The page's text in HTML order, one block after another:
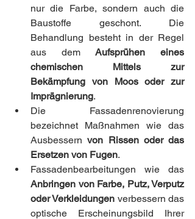
nur die Farbe, sondern auch die
Baustoffe geschont. Die
Behandlung besteht in der Regel
aus dem Aufsprühen eines
chemischen Mittels zur
Bekämpfung von Moos oder zur
Imprägnierung.
Die Fassadenrenovierung
bezeichnet Maßnahmen wie das
Ausbessern von Rissen oder das
Ersetzen von Fugen.
Anbringen von Farbe, Putz, Verputz
oder Verkleidungen verbessern das
optische Erscheinungsbild Ihrer